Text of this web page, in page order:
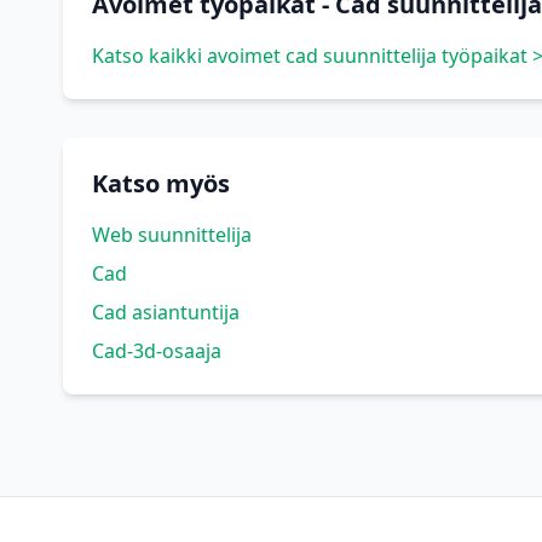
Katso kaikki avoimet cad suunnittelija työpaikat >
Katso myös
Web suunnittelija
Cad
Cad asiantuntija
Cad-3d-osaaja